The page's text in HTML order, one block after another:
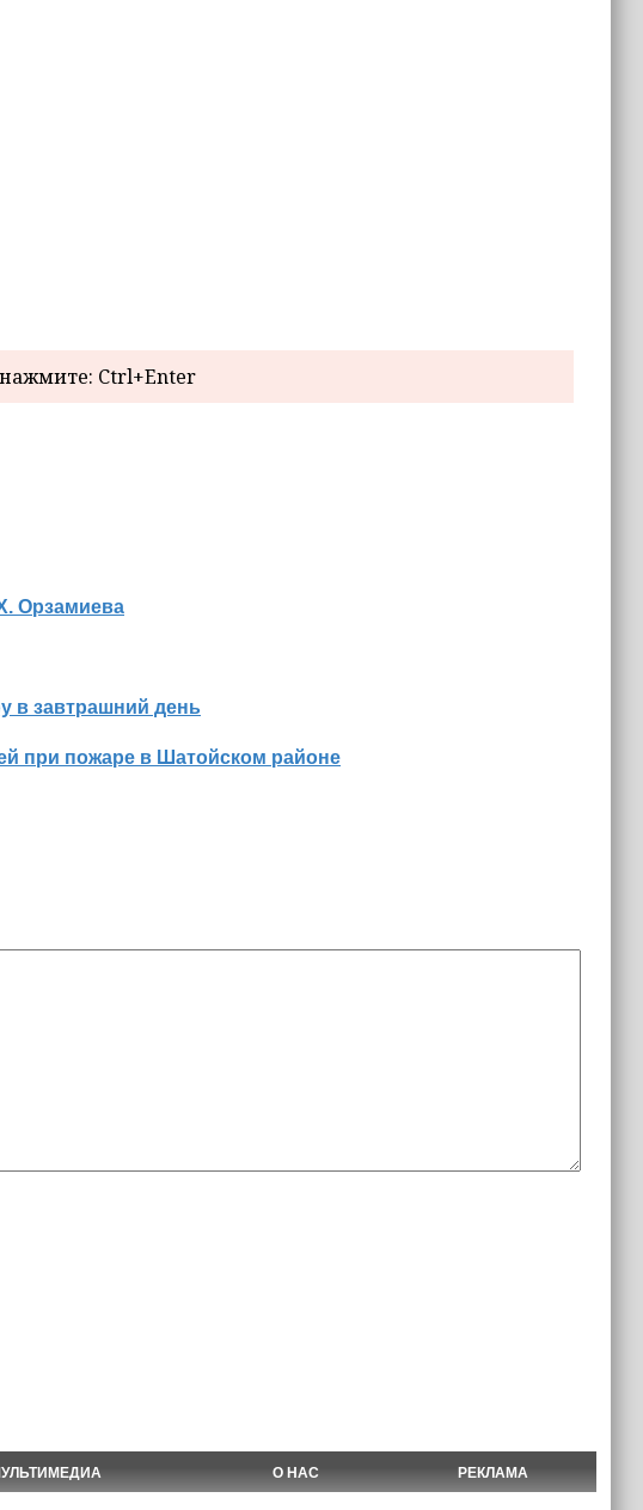
Ctrl+Enter
Орзамиева
в завтрашний день
при пожаре в Шатойском районе
О НАС РЕКЛАМА